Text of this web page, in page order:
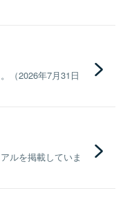
（2026年7月31日
ルを掲載していま